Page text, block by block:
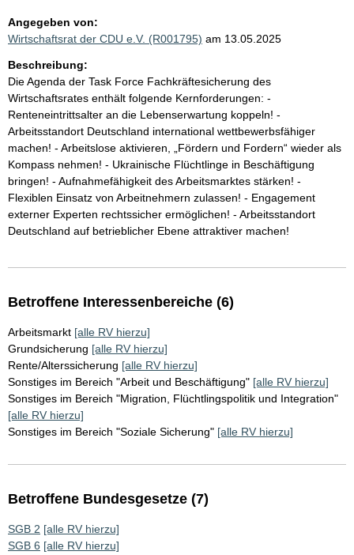
Angegeben von:
Wirtschaftsrat der CDU e.V. (R001795) am 13.05.2025
Beschreibung:
Die Agenda der Task Force Fachkräftesicherung des
Wirtschaftsrates enthält folgende Kernforderungen: -
Renteneintrittsalter an die Lebenserwartung koppeln! -
Arbeitsstandort Deutschland international wettbewerbsfähiger
machen! - Arbeitslose aktivieren, „Fördern und Fordern“ wieder als
Kompass nehmen! - Ukrainische Flüchtlinge in Beschäftigung
bringen! - Aufnahmefähigkeit des Arbeitsmarktes stärken! -
Flexiblen Einsatz von Arbeitnehmern zulassen! - Engagement
externer Experten rechtssicher ermöglichen! - Arbeitsstandort
Deutschland auf betrieblicher Ebene attraktiver machen!
Betroffene Interessenbereiche (6)
Arbeitsmarkt [alle RV hierzu]
Grundsicherung [alle RV hierzu]
Rente/Alterssicherung [alle RV hierzu]
Sonstiges im Bereich "Arbeit und Beschäftigung" [alle RV hierzu]
Sonstiges im Bereich "Migration, Flüchtlingspolitik und Integration"
[alle RV hierzu]
Sonstiges im Bereich "Soziale Sicherung" [alle RV hierzu]
Betroffene Bundesgesetze (7)
SGB 2 [alle RV hierzu]
SGB 6 [alle RV hierzu]